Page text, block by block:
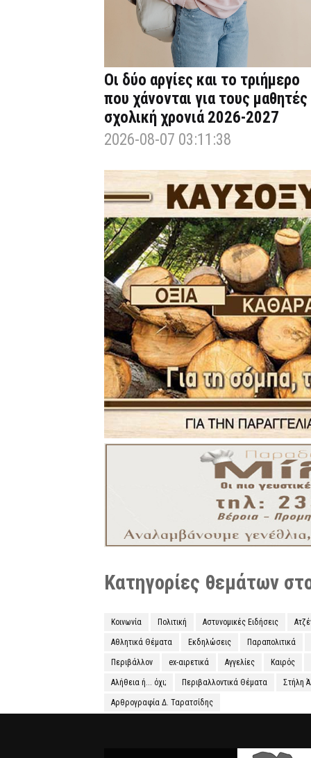
Οι δύο αργίες και το τριήμερο
που χάνονται για τους μαθητές
σχολική χρονιά 2026-2027
2026-08-07 03:11:38
Κατηγορίες θεμάτων
Κοινωνία Πολιτική Αστυνομικές Ειδήσεις
Αθλητικά Θέματα Εκδηλώσεις Παραπολιτικά
Περιβάλλον ex-αιρετικά Αγγελίες Καιρός
Αλήθεια ή... όχι; Περιβαλλοντικά Θέματα Στήλη
Αρθρογραφία Δ. Ταρατσίδης